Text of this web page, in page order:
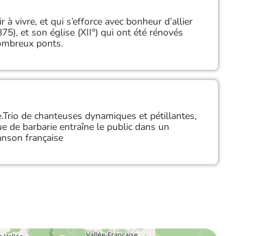
vivre, et qui s’efforce avec bonheur d’allier
et son église (XII°) qui ont été rénovés
ponts.
de chanteuses dynamiques et pétillantes,
de barbarie entraîne le public dans un
française